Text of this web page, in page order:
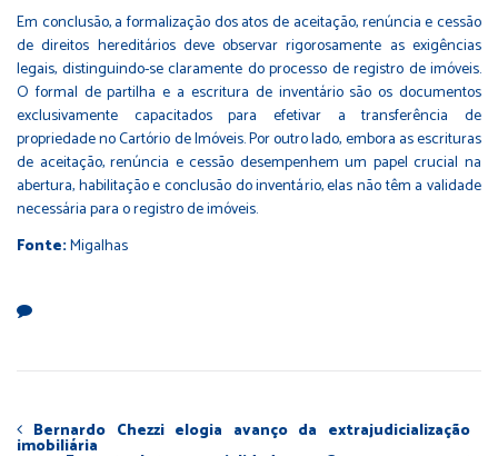
Em conclusão, a formalização dos atos de aceitação, renúncia e cessão
de direitos hereditários deve observar rigorosamente as exigências
legais, distinguindo-se claramente do processo de registro de imóveis.
O formal de partilha e a escritura de inventário são os documentos
exclusivamente capacitados para efetivar a transferência de
propriedade no Cartório de Imóveis. Por outro lado, embora as escrituras
de aceitação, renúncia e cessão desempenhem um papel crucial na
abertura, habilitação e conclusão do inventário, elas não têm a validade
necessária para o registro de imóveis.
Fonte:Migalhas
Bernardo Chezzi elogia avanço da extrajudicialização
imobiliária